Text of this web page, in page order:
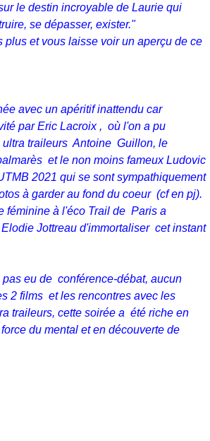
le destin incroyable de Laurie qui
se dépasser, exister."
plus et vous laisse voir un aperçu de ce
avec un apéritif inattendu car
par Eric Lacroix , où l'on a pu
traileurs Antoine Guillon, le
et le non moins fameux Ludovic
2021 qui se sont sympathiquement
à garder au fond du coeur (cf en pj).
féminine à l'éco Trail de Paris a
Jottreau d'immortaliser cet instant
pas eu de conférence-débat, aucun
2 films et les rencontres avec les
traileurs, cette soirée a été riche en
du mental et en découverte de